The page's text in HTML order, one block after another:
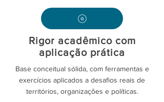
Rigor acadêmico com
aplicação prática
Base conceitual sólida, com ferramentas e
exercícios aplicados a desafios reais de
territórios, organizações e políticas.